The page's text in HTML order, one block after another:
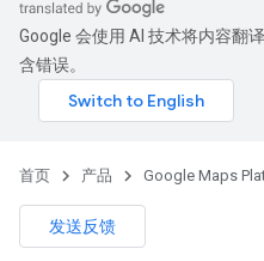
Google 会使用 AI 技术将内容翻
含错误。
首页 产品 Google Maps
发送反馈